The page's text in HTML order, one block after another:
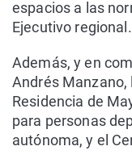
espacios a las
Ejecutivo regional.
Además, y en
Andrés Manzano,
Residencia de
para personas
autónoma, y el